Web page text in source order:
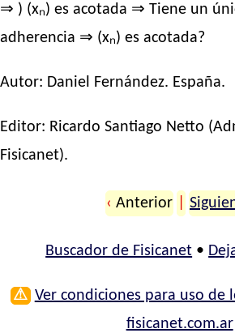
⇒ ) (xₙ) es acotada ⇒ Tiene un
adherencia ⇒ (xₙ) es acotada?
Autor: Daniel Fernández. España.
Editor: Ricardo Santiago Netto
Fisicanet).
‹ Anterior
Buscador de Fisicanet •
⚠ Ver condiciones para uso de
fisicanet.com.ar